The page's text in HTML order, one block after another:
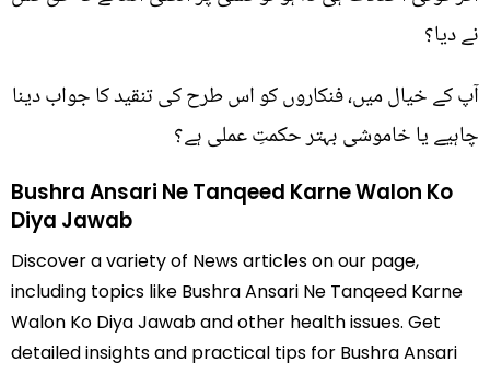
نے دیا؟
آپ کے خیال میں، فنکاروں کو اس طرح کی تنقید کا جواب دینا
چاہیے یا خاموشی بہتر حکمتِ عملی ہے؟
Bushra Ansari Ne Tanqeed Karne Walon Ko
Diya Jawab
Discover a variety of News articles on our page,
including topics like Bushra Ansari Ne Tanqeed Karne
Walon Ko Diya Jawab and other health issues. Get
detailed insights and practical tips for Bushra Ansari